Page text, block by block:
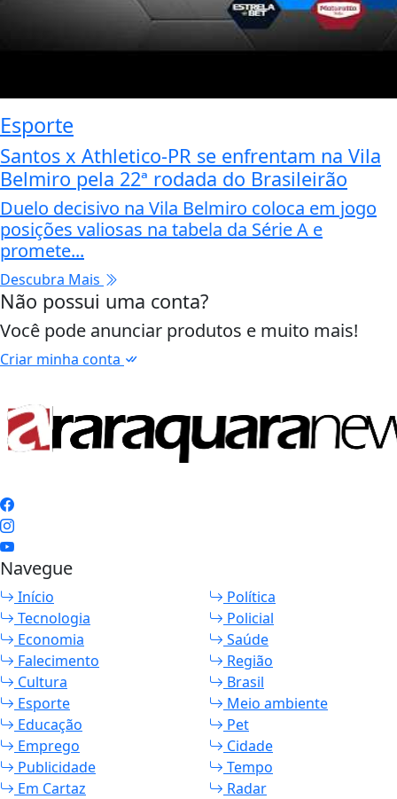
Esporte
Santos x Athletico-PR se enfrentam na Vila
Belmiro pela 22ª rodada do Brasileirão
Duelo decisivo na Vila Belmiro coloca em jogo
posições valiosas na tabela da Série A e
promete...
Descubra Mais
Não possui uma conta?
Você pode anunciar produtos e muito mais!
Criar minha conta
Navegue
Início
Política
Tecnologia
Policial
Economia
Saúde
Falecimento
Região
Cultura
Brasil
Esporte
Meio ambiente
Educação
Pet
Emprego
Cidade
Publicidade
Tempo
Em Cartaz
Radar